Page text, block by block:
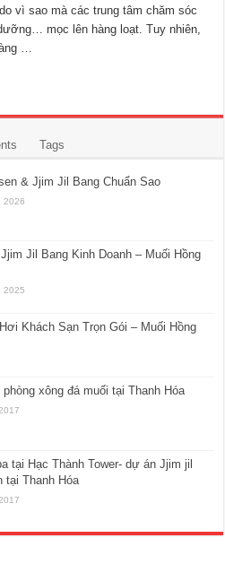
vì sao mà các trung tâm chăm sóc
mọc lên hàng loạt. Tuy nhiên,
…
Tags
& Jjim Jil Bang Chuẩn Sao
2026
Jil Bang Kinh Doanh – Muối Hồng
2025
Khách Sạn Trọn Gói – Muối Hồng
phòng xông đá muối tại Thanh Hóa
tại Hạc Thành Tower- dự án Jjim jil
tại Thanh Hóa